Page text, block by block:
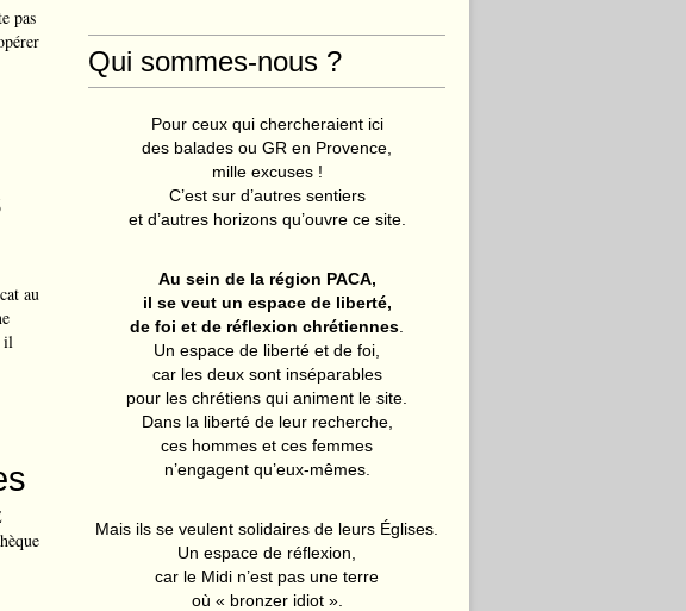
pas
au
il
Qui sommes-nous ?
Pour ceux qui chercheraient ici
des balades ou GR en Provence,
mille excuses !
C’est sur d’autres sentiers
et d’autres horizons qu’ouvre ce site.
Au sein de la région PACA,
il se veut un espace de liberté,
de foi et de réflexion chrétiennes
Un espace de liberté et de foi,
car les deux sont inséparables
pour les chrétiens qui animent le site.
Dans la liberté de leur recherche,
ces hommes et ces femmes
n’engagent qu’eux-mêmes.
Mais ils se veulent solidaires de leurs Églises.
Un espace de réflexion,
car le Midi n’est pas une terre
où « bronzer idiot ».